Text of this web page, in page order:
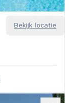
Bekijk locatie